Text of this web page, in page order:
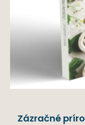
Zázračné